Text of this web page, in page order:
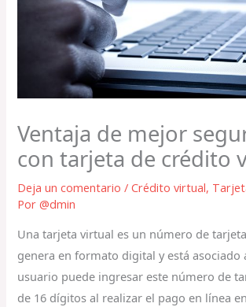
Ventaja de mejor
con tarjeta de crédito
Deja un comentario /Crédito virtual,
Por@dmin
Una tarjeta virtual es un número de
genera en formato digital y está asociado
usuario puede ingresar este número de
de 16 dígitos al realizar el pago en línea